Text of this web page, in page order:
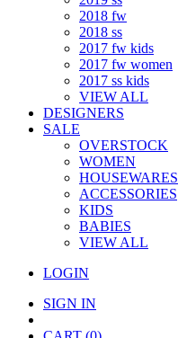
2018 fw
2018 ss
2017 fw kids
2017 fw women
2017 ss kids
VIEW ALL
DESIGNERS
SALE
OVERSTOCK
WOMEN
HOUSEWARES
ACCESSORIES
KIDS
BABIES
VIEW ALL
LOGIN
SIGN IN